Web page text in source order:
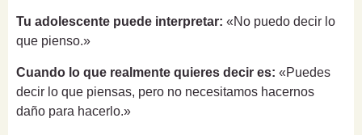
Tu adolescente puede interpretar: «No puedo decir lo
que pienso.»
Cuando lo que realmente quieres decir es: «Puedes
decir lo que piensas, pero no necesitamos hacernos
daño para hacerlo.»